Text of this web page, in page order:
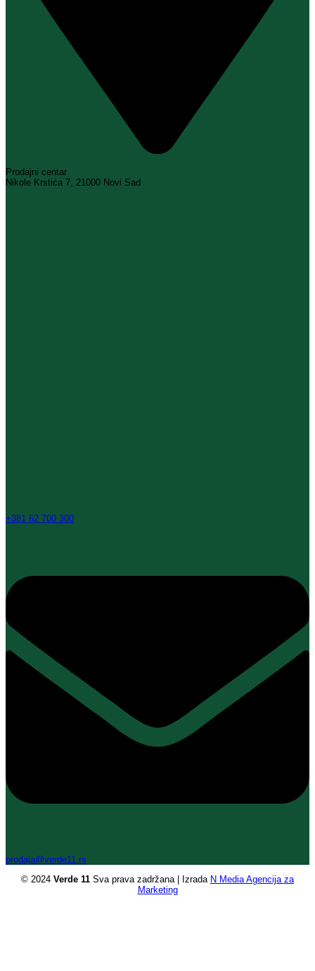
Prodajni centar
Nikole Krstića 7, 21000 Novi Sad
+381 62 700 300
prodaja@verde11.rs
© 2024 Verde 11 Sva prava zadržana | Izrada N Media Agencija za
Marketing